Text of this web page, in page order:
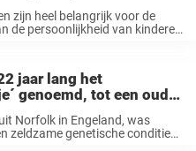
zijn heel belangrijk voor de
de persoonlijkheid van kinderen,
jaar lang het
genoemd, tot een oude
Norfolk in Engeland, was
zeldzame genetische conditie